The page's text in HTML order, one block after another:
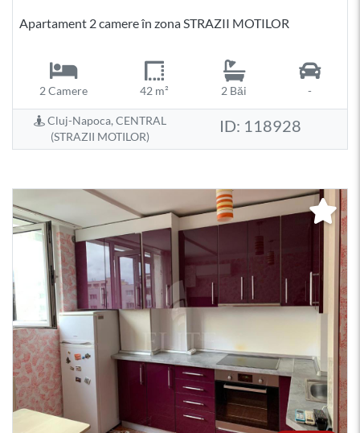
Apartament 2 camere în zona STRAZII MOTILOR
2 Camere 42 m² 2 Băi -
Cluj-Napoca, CENTRAL
(STRAZII MOTILOR)
ID: 118928